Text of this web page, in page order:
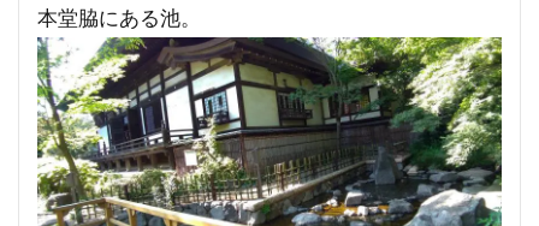
本堂脇にある池。